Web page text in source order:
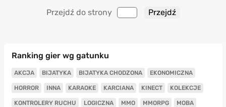
Przejdź do strony
Ranking gier wg gatunku
AKCJA BIJATYKA BIJATYKA CHODZONA EKONOMICZNA
HORROR INNA KARAOKE KARCIANA KINECT KOLEKCJE
KONTROLERY RUCHU LOGICZNA MMO MMORPG MOBA